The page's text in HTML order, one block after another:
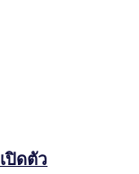
ปิดตัว